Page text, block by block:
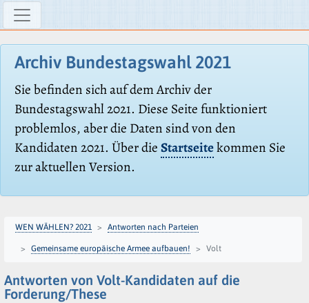
Archiv Bundestagswahl 2021
Sie befinden sich auf dem Archiv der
Bundestagswahl 2021. Diese Seite funktioniert
problemlos, aber die Daten sind von den
Kandidaten 2021. Über dieStartseitekommen Sie
zur aktuellen Version.
WEN WÄHLEN? 2021 Antworten nach Parteien
Gemeinsame europäische Armee aufbauen! Volt
Antworten von Volt-Kandidaten auf die
Forderung/These